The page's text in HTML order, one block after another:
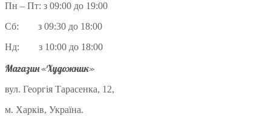
Пн – Пт: з 09:00 до 19:00
Сб: з 09:30 до 18:00
Нд: з 10:00 до 18:00
Магазин «Художник»
вул. Георгія Тарасенка, 12,
м. Харків, Україна.